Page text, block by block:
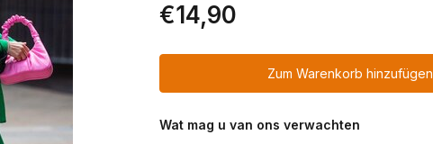
€14,90
Zum Warenkorb hinzufügen
Wat mag u van ons verwachten